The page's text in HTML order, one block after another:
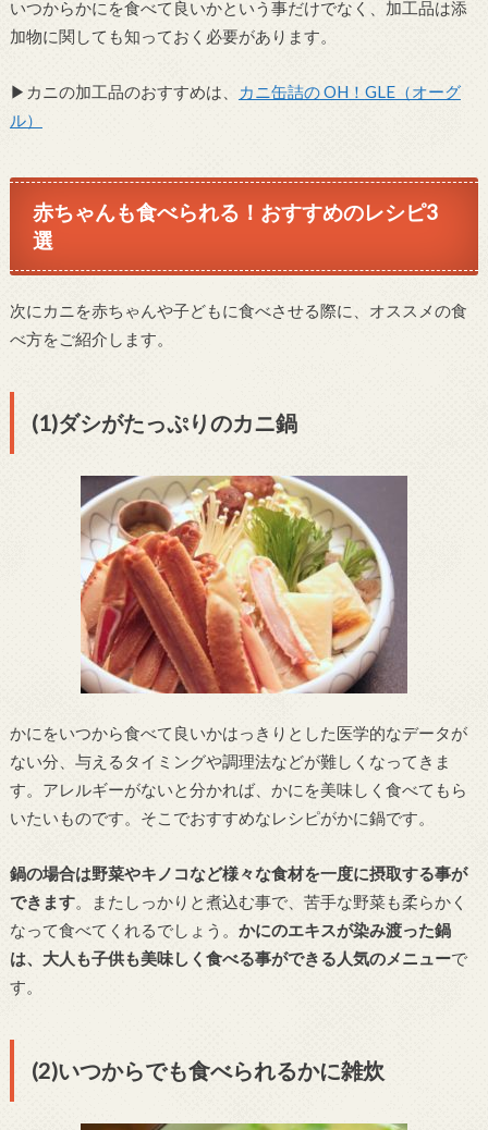
いつからかにを食べて良いかという事だけでなく、加工品は添
加物に関しても知っておく必要があります。
▶︎ カニの加工品のおすすめは、 カニ缶詰のOH！ GLE（オーグ
ル）
赤ちゃんも食べられる！おすすめのレシピ3
選
次にカニを赤ちゃんや子どもに食べさせる際に、オススメの食
べ方をご紹介します。
(1)ダシがたっぷりのカニ鍋
かにをいつから食べて良いかはっきりとした医学的なデータが
ない分、与えるタイミングや調理法などが難しくなってきま
す。アレルギーがないと分かれば、かにを美味しく食べてもら
いたいものです。そこでおすすめなレシピがかに鍋です。
鍋の場合は野菜やキノコなど様々な食材を一度に摂取する事が
できます。またしっかりと煮込む事で、苦手な野菜も柔らかく
なって食べてくれるでしょう。 かにのエキスが染み渡った鍋
は、大人も子供も美味しく食べる事ができる人気のメニューで
す。
(2)いつからでも食べられるかに雑炊